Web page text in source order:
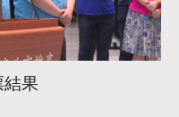
果